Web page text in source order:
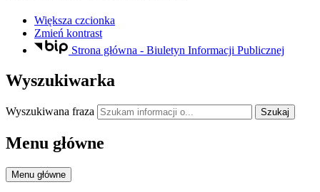
Większa czcionka
Zmień kontrast
Strona główna - Biuletyn Informacji Publicznej
Wyszukiwarka
Wyszukiwana fraza Szukaj
Menu główne
Menu główne